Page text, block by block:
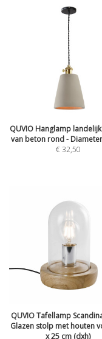
QUVIO Hanglamp
van beton rond -
€32,50
QUVIO Tafellamp
Glazen stolp met houten
x 25 cm (dxh)